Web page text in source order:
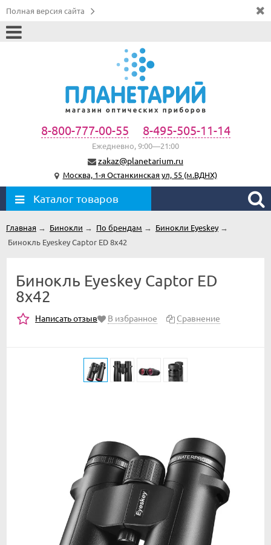
Полная версия сайта
8-800-777-00-55 8-495-505-11-14
Ежедневно, 9:00—21:00
zakaz@planetarium.ru
Москва, 1-я Останкинская ул, 55 (м.ВДНХ)
Каталог товаров
Главная → Бинокли → По брендам → Бинокли Eyeskey→
Бинокль Eyeskey Captor ED 8x42
Бинокль Eyeskey Captor ED
8x42
Написать отзыв В избранное Сравнение